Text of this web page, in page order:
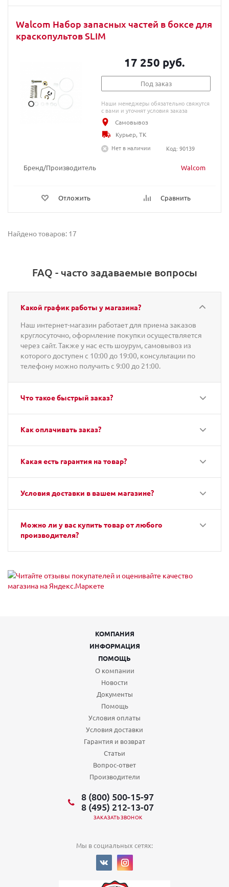
Walcom Набор запасных частей в боксе для
краскопультов SLIM
Бренд/Производитель Walcom
Отложить Сравнить
17 250 руб.
Под заказ
Наши менеджеры обязательно свяжутся
с вами и уточнят условия заказа
Самовывоз
Курьер, ТК
Нет в наличии
Код: 90139
Найдено товаров: 17
FAQ - часто задаваемые вопросы
Какой график работы у магазина?
Наш интернет-магазин работает для приема заказов
круглосуточно, оформление покупки осуществляется
через сайт. Также у нас есть шоурум, самовывоз из
которого доступен с 10:00 до 19:00, консультации по
телефону можно получить с 9:00 до 21:00.
Что такое быстрый заказ?
Как оплачивать заказ?
Какая есть гарантия на товар?
Условия доставки в вашем магазине?
Можно ли у вас купить товар от любого
производителя?
КОМПАНИЯ
ИНФОРМАЦИЯ
ПОМОЩЬ
О компании
Новости
Документы
Помощь
Условия оплаты
Условия доставки
Гарантия и возврат
Статьи
Вопрос-ответ
Производители
8 (800) 500-15-97
8 (495) 212-13-07
ЗАКАЗАТЬ ЗВОНОК
Мы в социальных сетях: